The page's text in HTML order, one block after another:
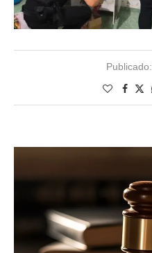
Publicado: